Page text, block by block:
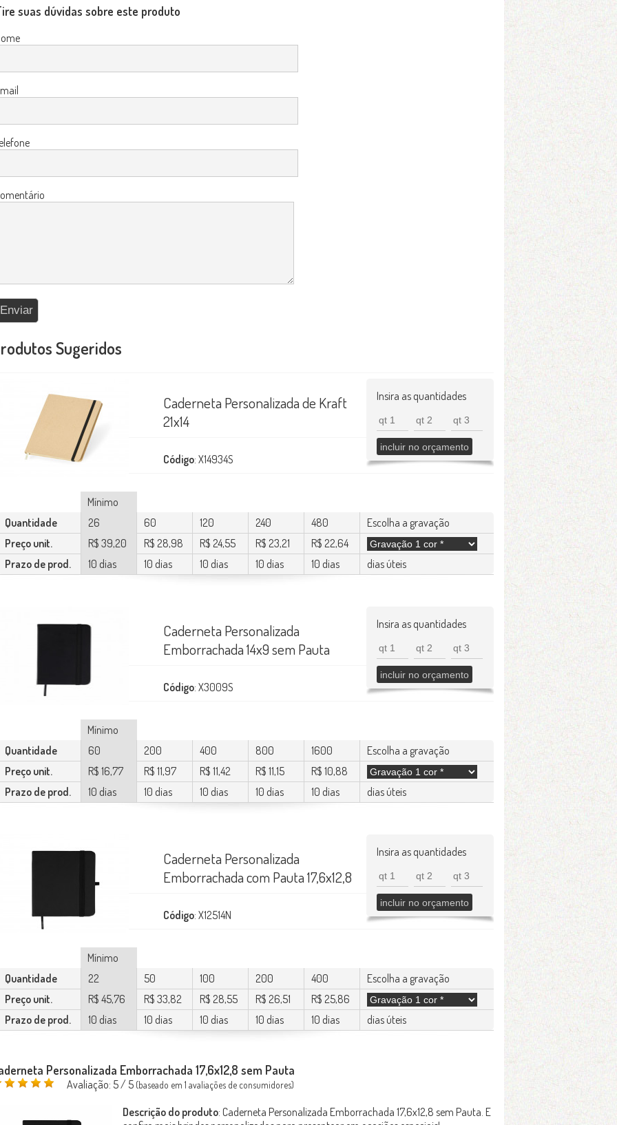
suas dúvidas sobre este produto
Sugeridos
Insira as quantidades
Caderneta Personalizada de Kraft
21x14
Código: X14934S
Mínimo
Quantidade
26 60 120 240 480
Escolha a gravação
Preço unit.
R$ 39,20 R$ 28,98 R$ 24,55 R$ 23,21
R$ 22,64
Prazo de prod.
10 dias 10 dias 10 dias 10 dias 10 dias dias úteis
Insira as quantidades
Caderneta Personalizada
Emborrachada 14x9 sem Pauta
Código: X3009S
Mínimo
Quantidade
60 200 400 800 1600
Escolha a gravação
Preço unit.
R$ 16,77 R$ 11,97 R$ 11,42 R$ 11,15
R$ 10,88
Prazo de prod.
10 dias 10 dias 10 dias 10 dias 10 dias dias úteis
Insira as quantidades
Caderneta Personalizada
Emborrachada com Pauta 17,6x12,8
Código: X12514N
Mínimo
Quantidade
22 50 100 200 400
Escolha a gravação
Preço unit.
R$ 45,76 R$ 33,82 R$ 28,55 R$ 26,51
R$ 25,86
Prazo de prod.
10 dias 10 dias 10 dias 10 dias 10 dias dias úteis
Personalizada Emborrachada 17,6x12,8 sem Pauta
Avaliação: 5/ 5 (baseado em 1 avaliações de consumidores)
Descrição do produto: Caderneta Personalizada Emborrachada 17,6x12,8 sem Pauta. E